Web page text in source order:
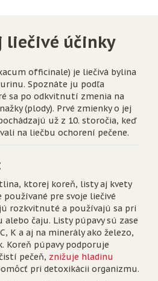
liečivé účinky
officinale) je liečivá bylina
Spoznáte ju podľa
sa po odkvitnutí zmenia na
(plody). Prvé zmienky o jej
už z 10. storočia, keď
na liečbu ochorení pečene.
ktorej koreň, listy aj kvety
pre svoje liečivé
rozkvitnuté a používajú sa pri
alebo čaju. Listy púpavy sú zase
K a aj na minerály ako železo,
Koreň púpavy podporuje
pečeň, znižuje hladinu
pri detoxikácii organizmu.